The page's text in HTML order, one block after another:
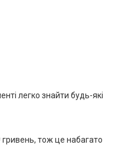
легко знайти будь-які
тож це набагато